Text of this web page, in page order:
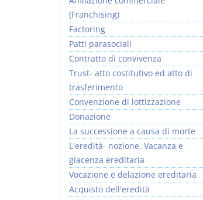
(Franchising)
Factoring
Patti parasociali
Contratto di convivenza
Trust- atto costitutivo ed atto di
trasferimento
Convenzione di lottizzazione
Donazione
La successione a causa di morte
L'eredità- nozione. Vacanza e
giacenza ereditaria
Vocazione e delazione ereditaria
Acquisto dell'eredità